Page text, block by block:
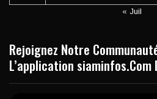
« Juil
Rejoignez Notre
L’application